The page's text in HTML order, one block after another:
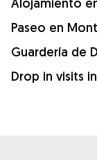
Paseo en
Guardería de
Drop in visits